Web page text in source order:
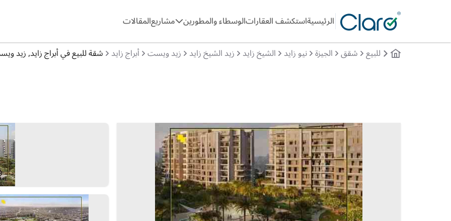
الرئيسيةاستكشف العقاراتالوسطاء والمطورين مشاريعالمقالات
للبيع شقق الجيزة نيو زايد الشيخ زايد زيد الشيخ زايد زيد ويست أبراج زايد